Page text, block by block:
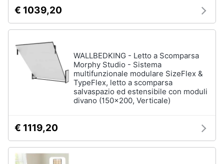
Lampadari
Lampada
Arredamento
da
esterno
€ 1039,20
WALLBEDKING - Letto a Scomparsa
Morphy Studio - Sistema
multifunzionale modulare SizeFlex &
TypeFlex, letto a scomparsa
salvaspazio ed estensibile con moduli
divano (150x200, Verticale)
€ 1119,20